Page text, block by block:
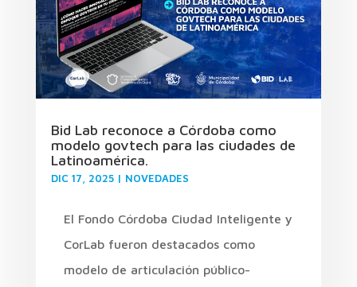
Bid Lab reconoce a Córdoba como
modelo govtech para las ciudades de
Latinoamérica.
DIC 17, 2025| NOVEDADES
El Fondo Córdoba Ciudad Inteligente y
CorLab fueron destacados como
modelo de articulación público-